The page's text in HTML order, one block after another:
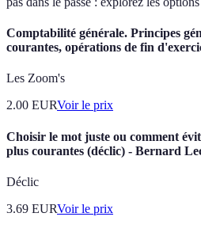
Comptabilité générale. Principes
courantes, opérations de fin
Les Zoom's
2.00 EURVoir le prix
Choisir le mot juste ou comment
plus courantes (déclic) - Bernard
Déclic
3.69 EURVoir le prix